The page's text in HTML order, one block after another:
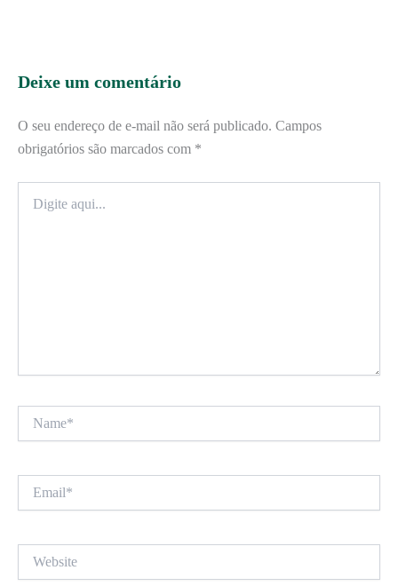
Deixe um comentário
O seu endereço de e-mail não será publicado. Campos
obrigatórios são marcados com *
aqui...